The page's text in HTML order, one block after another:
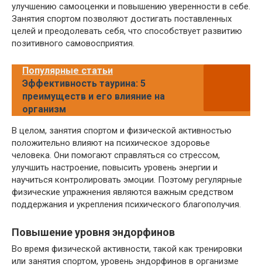
улучшению самооценки и повышению уверенности в себе.
Занятия спортом позволяют достигать поставленных
целей и преодолевать себя, что способствует развитию
позитивного самовосприятия.
Популярные статьи
Эффективность таурина: 5
преимуществ и его влияние на
организм
В целом, занятия спортом и физической активностью
положительно влияют на психическое здоровье
человека. Они помогают справляться со стрессом,
улучшить настроение, повысить уровень энергии и
научиться контролировать эмоции. Поэтому регулярные
физические упражнения являются важным средством
поддержания и укрепления психического благополучия.
Повышение уровня эндорфинов
Во время физической активности, такой как тренировки
или занятия спортом, уровень эндорфинов в организме